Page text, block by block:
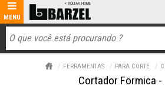
FERRAMENTAS PARA CORTE
Cortador Formica -